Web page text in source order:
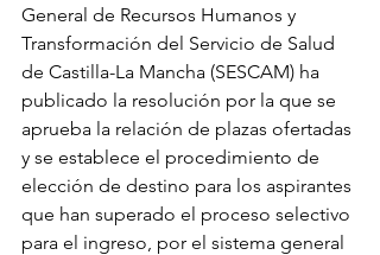
General de Recursos Humanos y
Transformación del Servicio de Salud
de Castilla-La Mancha (SESCAM) ha
publicado la resolución por la que se
aprueba la relación de plazas ofertadas
y se establece el procedimiento de
elección de destino para los aspirantes
que han superado el proceso selectivo
para el ingreso, por el sistema general